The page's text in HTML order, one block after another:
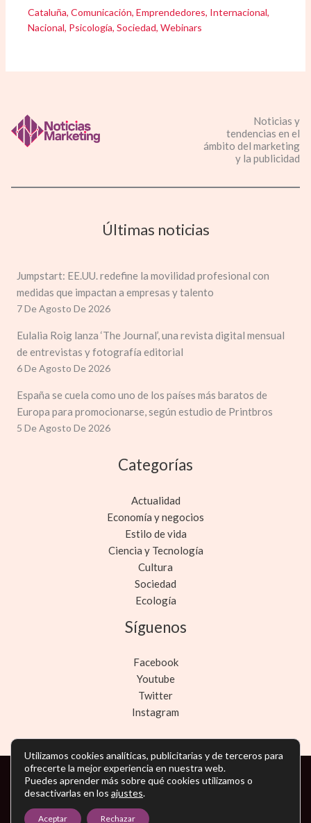
Cataluña,Comunicación,Emprendedores, Internacional,
Nacional, Psicología,Sociedad,Webinars
Noticias y
tendencias en el
ámbito del marketing
y la publicidad
Últimas noticias
Jumpstart: EE.UU. redefine la movilidad profesional con
medidas que impactan a empresas y talento
7 De Agosto De 2026
Eulalia Roig lanza ‘The Journal’, una revista digital mensual
de entrevistas y fotografía editorial
6 De Agosto De 2026
España se cuela como uno de los países más baratos de
Europa para promocionarse, según estudio de Printbros
5 De Agosto De 2026
Categorías
Actualidad
Economía y negocios
Estilo de vida
Ciencia y Tecnología
Cultura
Sociedad
Ecología
Síguenos
Facebook
Youtube
Twitter
Instagram
Copyright © Todos los derechos reservados -
noticiasmarketing.es
Política de privacidad- Política de cookies
Utilizamos cookies analíticas, publicitarias y de terceros para
ofrecerte la mejor experiencia en nuestra web.
Puedes aprender más sobre qué cookies utilizamos o
desactivarlas en los ajustes.
Aceptar Rechazar